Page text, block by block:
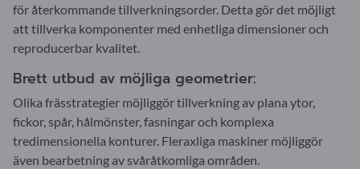
för återkommande tillverkningsorder. Detta gör det möjligt
att tillverka komponenter med enhetliga dimensioner och
reproducerbar kvalitet.
Brett utbud av möjliga geometrier:
Olika frässtrategier möjliggör tillverkning av plana ytor,
fickor, spår, hålmönster, fasningar och komplexa
tredimensionella konturer. Fleraxliga maskiner möjliggör
även bearbetning av svåråtkomliga områden.